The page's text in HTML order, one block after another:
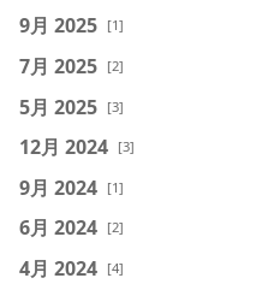
9月 2025 [1]
7月 2025 [2]
5月 2025 [3]
12月 2024 [3]
9月 2024 [1]
6月 2024 [2]
4月 2024 [4]